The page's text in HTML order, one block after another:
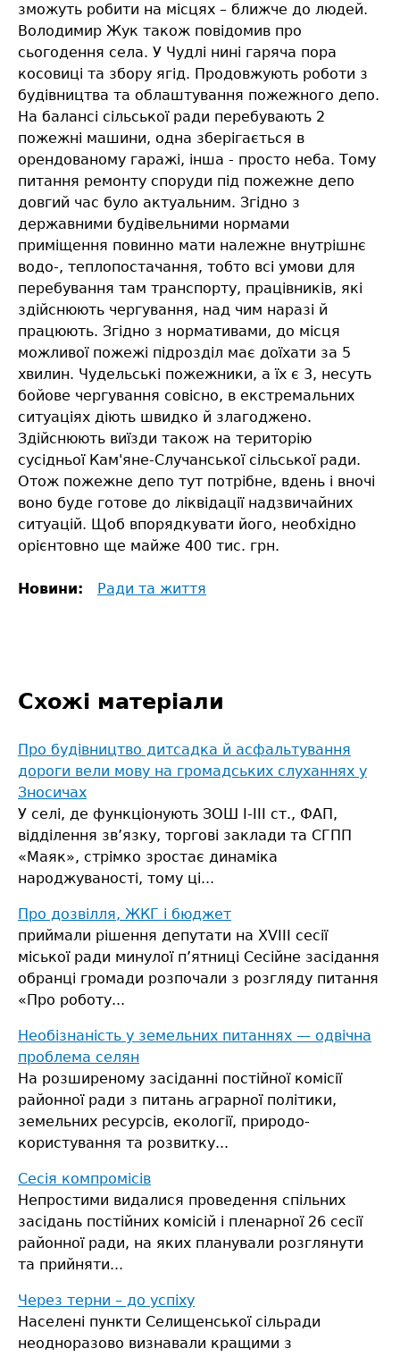
зможуть робити на місцях – ближче до людей.
Володимир Жук також повідомив про
сьогодення села. У Чудлі нині гаряча пора
косовиці та збору ягід. Продовжують роботи з
будівництва та облаштування пожежного депо.
На балансі сільської ради перебувають 2
пожежні машини, одна зберігається в
орендованому гаражі, інша - просто неба. Тому
питання ремонту споруди під пожежне депо
довгий час було актуальним. Згідно з
державними будівельними нормами
приміщення повинно мати належне внутрішнє
водо-, теплопостачання, тобто всі умови для
перебування там транспорту, працівників, які
здійснюють чергування, над чим наразі й
працюють. Згідно з нормативами, до місця
можливої пожежі підрозділ має доїхати за 5
хвилин. Чудельські пожежники, а їх є 3, несуть
бойове чергування совісно, в екстремальних
ситуаціях діють швидко й злагоджено.
Здійснюють виїзди також на територію
сусідньої Кам'яне-Случанської сільської ради.
Отож пожежне депо тут потрібне, вдень і вночі
воно буде готове до ліквідації надзвичайних
ситуацій. Щоб впорядкувати його, необхідно
орієнтовно ще майже 400 тис. грн.
Новини: Ради та життя
Схожі матеріали
Про будівництво дитсадка й асфальтування
дороги вели мову на громадських слуханнях у
Зносичах
У селі, де функціонують ЗОШ І-ІІІ ст., ФАП,
відділення зв’язку, торгові заклади та СГПП
«Маяк», стрімко зростає динаміка
народжуваності, тому ці...
Про дозвілля, ЖКГ і бюджет
приймали рішення депутати на ХVІІІ сесії
міської ради минулої п’ятниці Сесійне засідання
обранці громади розпочали з розгляду питання
«Про роботу...
Необiзнанiсть у земельних питаннях — одвiчна
проблема селян
На розширеному засіданні постійної комiсiї
районної ради з питань аграрної політики,
земельних ресурсів, екології, природо-
користування та розвитку...
Сесія компромісів
Непростими видалися проведення спільних
засідань постійних комісій і пленарної 26 сесії
районної ради, на яких планували розглянути
та прийняти...
Через терни – до успіху
Населені пункти Селищенської сільради
неодноразово визнавали кращими з